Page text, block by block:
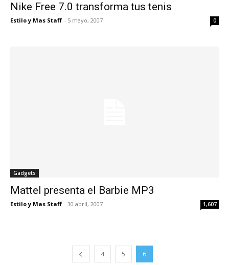
Nike Free 7.0 transforma tus tenis
Estilo y Mas Staff - 5 mayo, 2007 0
Gadgets
Mattel presenta el Barbie MP3
Estilo y Mas Staff - 30 abril, 2007 1,607
4 5 6